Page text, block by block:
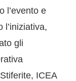
l’evento e
l’iniziativa,
gli
ICEA